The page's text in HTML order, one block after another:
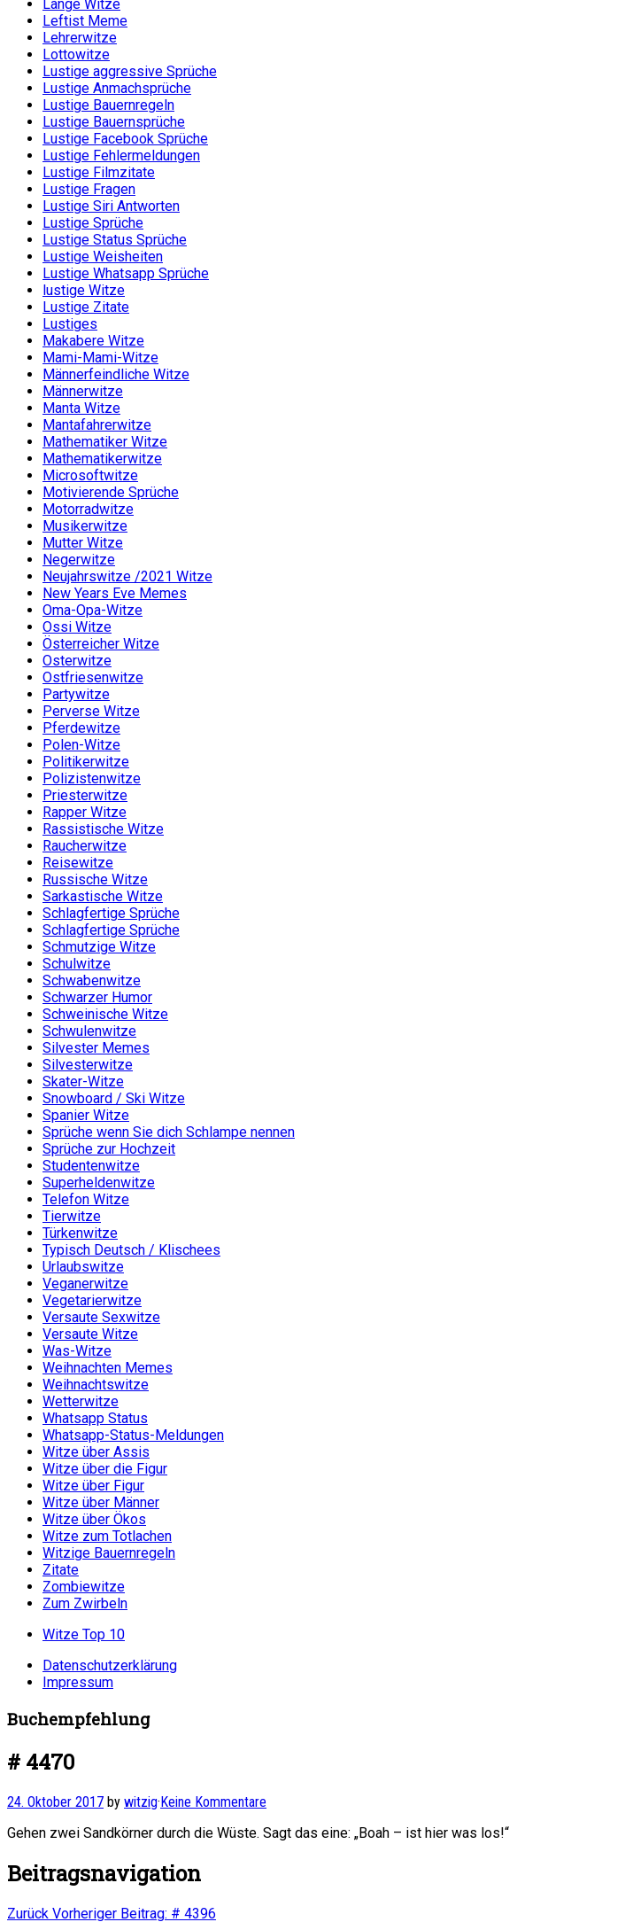
Lange Witze
Leftist Meme
Lehrerwitze
Lottowitze
Lustige aggressive Sprüche
Lustige Anmachsprüche
Lustige Bauernregeln
Lustige Bauernsprüche
Lustige Facebook Sprüche
Lustige Fehlermeldungen
Lustige Filmzitate
Lustige Fragen
Lustige Siri Antworten
Lustige Sprüche
Lustige Status Sprüche
Lustige Weisheiten
Lustige Whatsapp Sprüche
lustige Witze
Lustige Zitate
Lustiges
Makabere Witze
Mami-Mami-Witze
Männerfeindliche Witze
Männerwitze
Manta Witze
Mantafahrerwitze
Mathematiker Witze
Mathematikerwitze
Microsoftwitze
Motivierende Sprüche
Motorradwitze
Musikerwitze
Mutter Witze
Negerwitze
Neujahrswitze /2021 Witze
New Years Eve Memes
Oma-Opa-Witze
Ossi Witze
Österreicher Witze
Osterwitze
Ostfriesenwitze
Partywitze
Perverse Witze
Pferdewitze
Polen-Witze
Politikerwitze
Polizistenwitze
Priesterwitze
Rapper Witze
Rassistische Witze
Raucherwitze
Reisewitze
Russische Witze
Sarkastische Witze
Schlagfertige Sprüche
Schlagfertige Sprüche
Schmutzige Witze
Schulwitze
Schwabenwitze
Schwarzer Humor
Schweinische Witze
Schwulenwitze
Silvester Memes
Silvesterwitze
Skater-Witze
Snowboard / Ski Witze
Spanier Witze
Sprüche wenn Sie dich Schlampe nennen
Sprüche zur Hochzeit
Studentenwitze
Superheldenwitze
Telefon Witze
Tierwitze
Türkenwitze
Typisch Deutsch / Klischees
Urlaubswitze
Veganerwitze
Vegetarierwitze
Versaute Sexwitze
Versaute Witze
Was-Witze
Weihnachten Memes
Weihnachtswitze
Wetterwitze
Whatsapp Status
Whatsapp-Status-Meldungen
Witze über Assis
Witze über die Figur
Witze über Figur
Witze über Männer
Witze über Ökos
Witze zum Totlachen
Witzige Bauernregeln
Zitate
Zombiewitze
Zum Zwirbeln
Witze Top 10
Datenschutzerklärung
Impressum
Buchempfehlung
# 4470
24. Oktober 2017 by witzig·Keine Kommentare
Gehen zwei Sandkörner durch die Wüste. Sagt das eine: „Boah – ist hier was los!“
Beitragsnavigation
Zurück Vorheriger Beitrag: # 4396